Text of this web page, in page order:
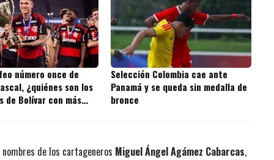
número once de
¿quiénes son los
Bolívar con más
Selección Colombia cae ante
Panamá y se queda sin medalla de
bronce
de los cartageneros Miguel Ángel Agámez Cabarcas,